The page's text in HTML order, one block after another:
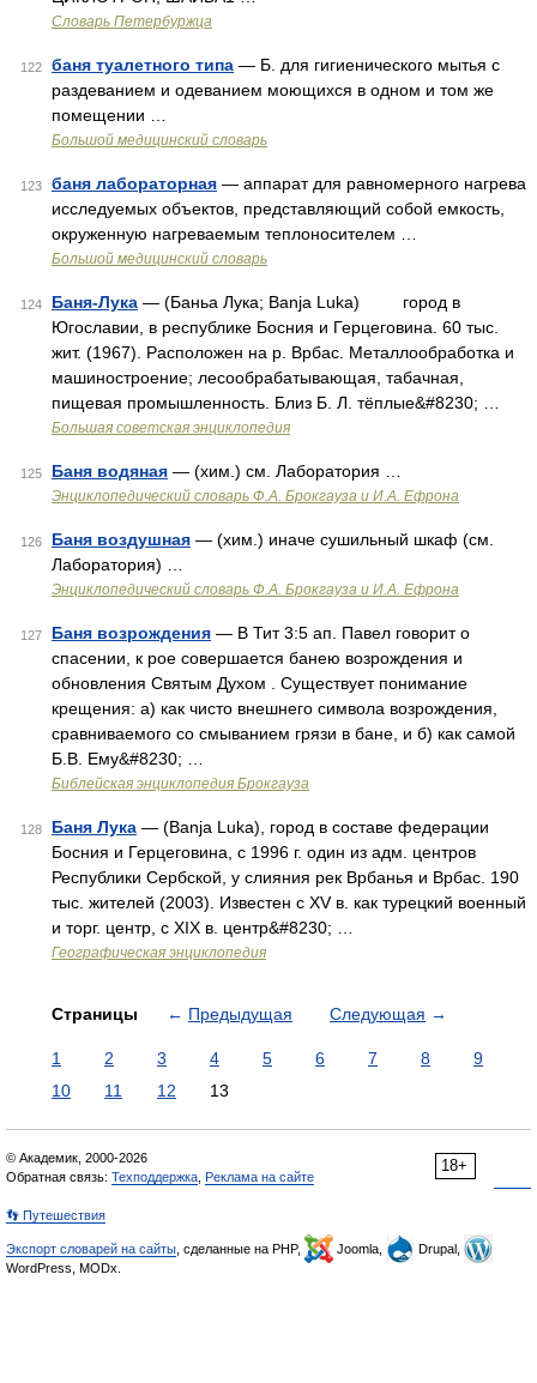
Словарь Петербуржца
122 баня туалетного типа — Б. для гигиенического мытья с
раздеванием и одеванием моющихся в одном и том же
помещении …
Большой медицинский словарь
123 баня лабораторная — аппарат для равномерного нагрева
исследуемых объектов, представляющий собой емкость,
окруженную нагреваемым теплоносителем …
Большой медицинский словарь
124 Баня-Лука — (Баньа Лука; Banja Luka) город в
Югославии, в республике Босния и Герцеговина. 60 тыс.
жит. (1967). Расположен на р. Врбас. Металлообработка и
машиностроение; лесообрабатывающая, табачная,
пищевая промышленность. Близ Б. Л. тёплые&#8230; …
Большая советская энциклопедия
125 Баня водяная — (хим.) см. Лаборатория …
Энциклопедический словарь Ф.А. Брокгауза и И.А. Ефрона
126 Баня воздушная — (хим.) иначе сушильный шкаф (см.
Лаборатория) …
Энциклопедический словарь Ф.А. Брокгауза и И.А. Ефрона
127 Баня возрождения — В Тит 3:5 ап. Павел говорит о
спасении, к рое совершается банею возрождения и
обновления Святым Духом . Существует понимание
крещения: а) как чисто внешнего символа возрождения,
сравниваемого со смыванием грязи в бане, и б) как самой
Б.В. Ему&#8230; …
Библейская энциклопедия Брокгауза
128 Баня Лука — (Banja Luka), город в составе федерации
Босния и Герцеговина, с 1996 г. один из адм. центров
Республики Сербской, у слияния рек Врбанья и Врбас. 190
тыс. жителей (2003). Известен с XV в. как турецкий военный
и торг. центр, с XIX в. центр&#8230; …
Географическая энциклопедия
Страницы ← Предыдущая Следующая →
1 2 3 4 5 6 7 8
9
10
11 12 13
18+
© Академик, 2000-2026
Обратная связь: Техподдержка Реклама на сайте
👣 Путешествия
Экспорт словарей на сайты , сделанные на PHP, Joomla,
Drupal,
WordPress, MODx.